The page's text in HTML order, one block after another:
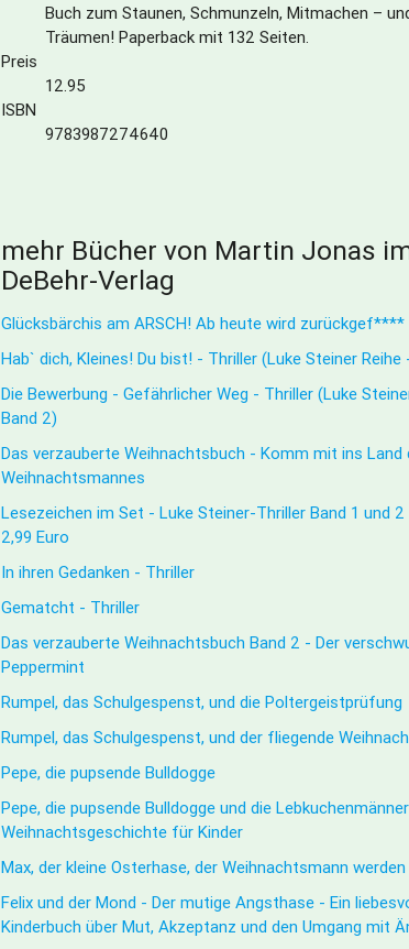
Buch zum Staunen, Schmunzeln, Mitmachen –
Träumen! Paperback mit 132 Seiten.
Preis
12.95
ISBN
9783987274640
mehr Bücher von Martin Jonas
DeBehr-Verlag
Glücksbärchis am ARSCH! Ab heute wird zurückgef****
Hab` dich, Kleines! Du bist! - Thriller (Luke Steiner Reihe
Die Bewerbung - Gefährlicher Weg - Thriller (Luke
Band 2)
Das verzauberte Weihnachtsbuch - Komm mit ins Land
Weihnachtsmannes
Lesezeichen im Set - Luke Steiner-Thriller Band 1 und
2,99 Euro
In ihren Gedanken - Thriller
Gematcht - Thriller
Das verzauberte Weihnachtsbuch Band 2 - Der
Peppermint
Rumpel, das Schulgespenst, und die Poltergeistprüfung
Rumpel, das Schulgespenst, und der fliegende
Pepe, die pupsende Bulldogge
Pepe, die pupsende Bulldogge und die
Weihnachtsgeschichte für Kinder
Max, der kleine Osterhase, der Weihnachtsmann
Felix und der Mond - Der mutige Angsthase - Ein
Kinderbuch über Mut, Akzeptanz und den Umgang mit